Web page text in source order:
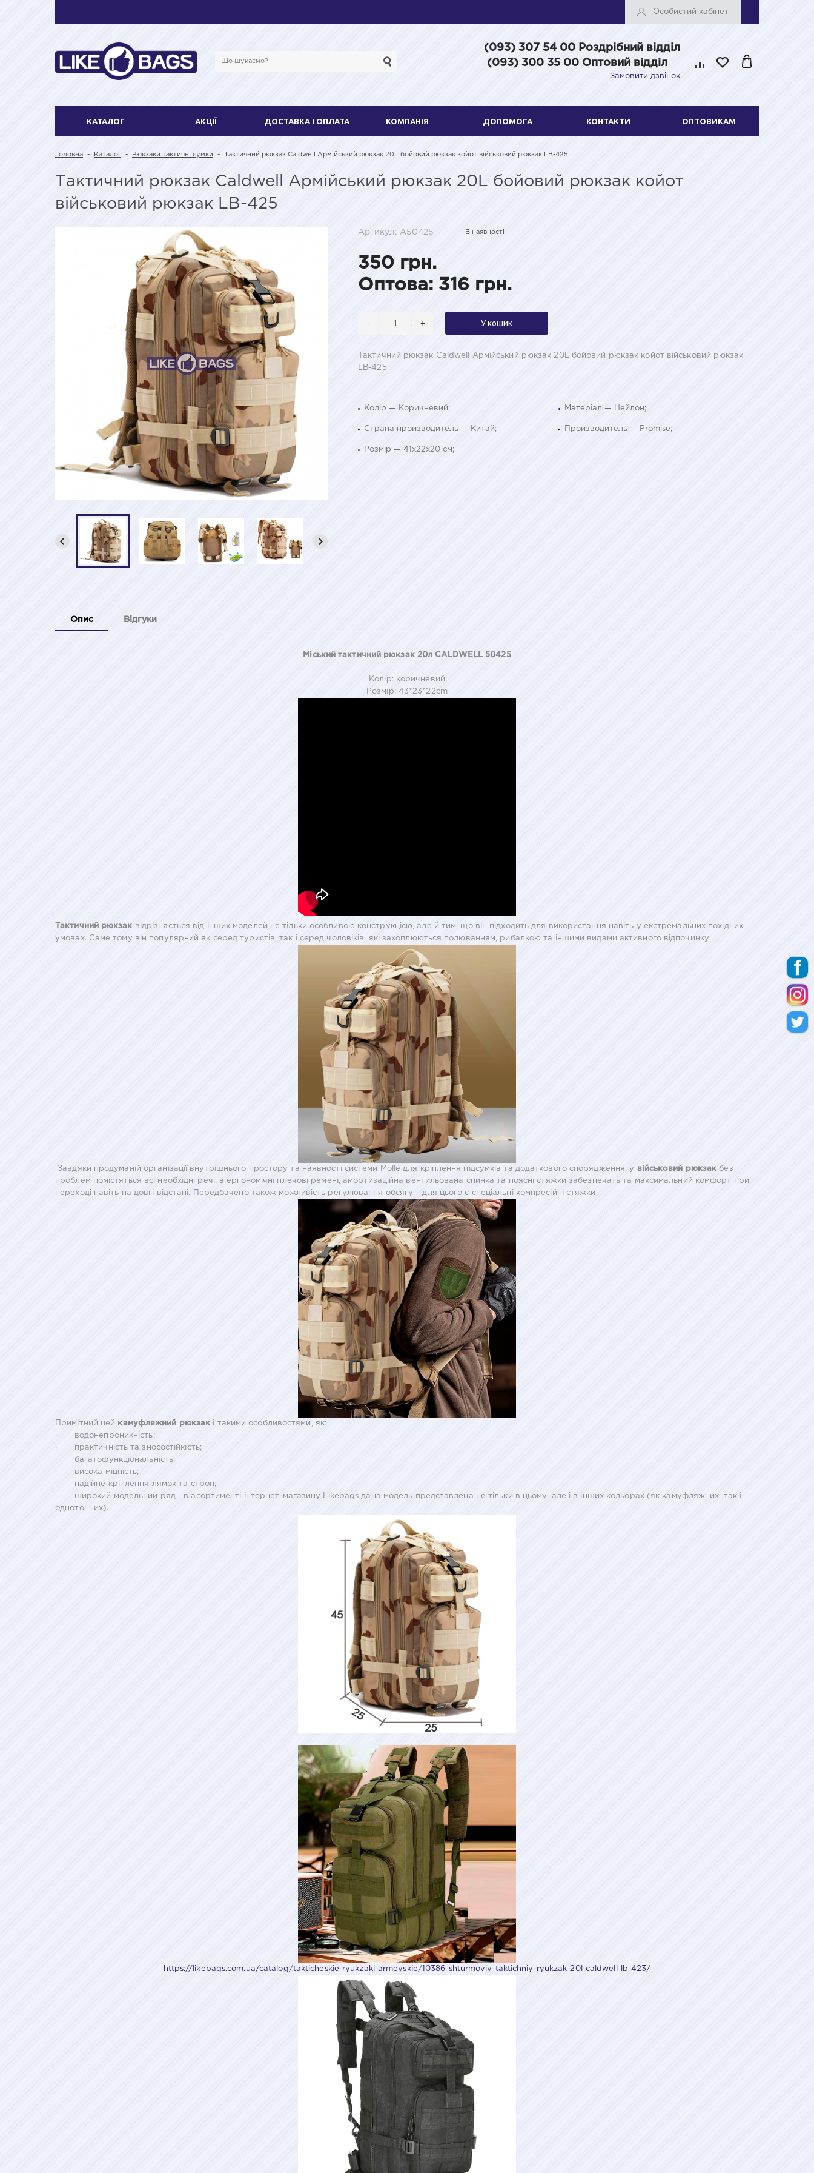
Особистий кабінет
(093) 307 54 00 Роздрібний відділ
(093) 300 35 00 Оптовий відділ
Замовити дзвінок
КАТАЛОГ АКЦІЇ ДОСТАВКА І ОПЛАТА КОМПАНІЯ ДОПОМОГА КОНТАКТИ ОПТОВИКАМ
Головна - Каталог - Рюкзаки тактичні сумки - Тактичний рюкзак Caldwell Армійський рюкзак 20L бойовий рюкзак койот військовий рюкзак LB-425
Тактичний рюкзак Caldwell Армійський рюкзак 20L бойовий рюкзак койот
військовий рюкзак LB-425
Артикул: A50425 В наявності
350 грн.
Оптова: 316 грн.
- + У кошик
Тактичний рюкзак Caldwell Армійський рюкзак 20L бойовий рюкзак койот військовий рюкзак
LB-425
Колір — Коричневий; Матеріал — Нейлон;
Страна производитель — Китай; Производитель — Promise;
Розмір — 41x22x20 см;
Опис Відгуки
Міський тактичний рюкзак 20л CALDWELL 50425
Колір: коричневий
Розмір: 43*23*22cm
Тактичний рюкзак відрізняється від інших моделей не тільки особливою конструкцією, але й тим, що він підходить для використання навіть у екстремальних похідних
умовах. Саме тому він популярний як серед туристів, так і серед чоловіків, які захоплюються полюванням, рибалкою та іншими видами активного відпочинку.
Завдяки продуманій організації внутрішнього простору та наявності системи Molle для кріплення підсумків та додаткового спорядження, у військовий рюкзак без
проблем помістяться всі необхідні речі, а ергономічні плечові ремені, амортизаційна вентильована спинка та поясні стяжки забезпечать та максимальний комфорт при
переході навіть на довгі відстані. Передбачено також можливість регулювання обсягу – для цього є спеціальні компресійні стяжки.
Примітний цей камуфляжний рюкзак і такими особливостями, як:
· водонепроникність;
· практичність та зносостійкість;
· багатофункціональність;
· висока міцність;
· надійне кріплення лямок та строп;
· широкий модельний ряд - в асортименті інтернет-магазину Likebags дана модель представлена не тільки в цьому, але і в інших кольорах (як камуфляжних, так і
однотонних).
https://likebags.com.ua/catalog/takticheskie-ryukzaki-armeyskie/10386-shturmoviy-taktichniy-ryukzak-20l-caldwell-lb-423/